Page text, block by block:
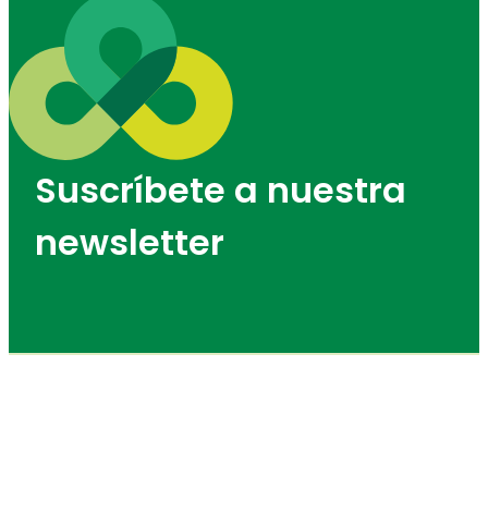
Suscríbete a nuestra
newsletter